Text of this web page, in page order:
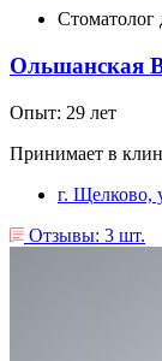
Стоматолог
Ольшанская
Опыт: 29 лет
Принимает в
г. Щелково,
Отзывы: 3 шт.